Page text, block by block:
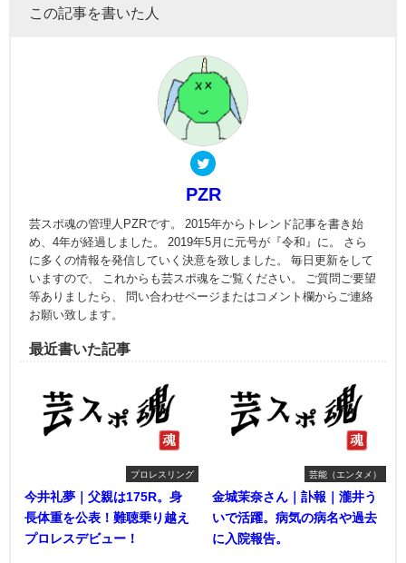
この記事を書いた人
PZR
芸スポ魂の管理人PZRです。 2015年からトレンド記事を書き始
め、4年が経過しました。 2019年5月に元号が『令和』に。 さら
に多くの情報を発信していく決意を致しました。 毎日更新をして
いますので、 これからも芸スポ魂をご覧ください。 ご質問ご要望
等ありましたら、 問い合わせページまたはコメント欄からご連絡
お願い致します。
最近書いた記事
プロレスリング
今井礼夢｜父親は175R。身
長体重を公表！難聴乗り越え
プロレスデビュー！
芸能（エンタメ）
金城茉奈さん｜訃報｜瀧井う
いで活躍。病気の病名や過去
に入院報告。